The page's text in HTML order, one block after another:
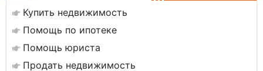
Купить недвижимость
Помощь по ипотеке
Помощь юриста
Продать недвижимость